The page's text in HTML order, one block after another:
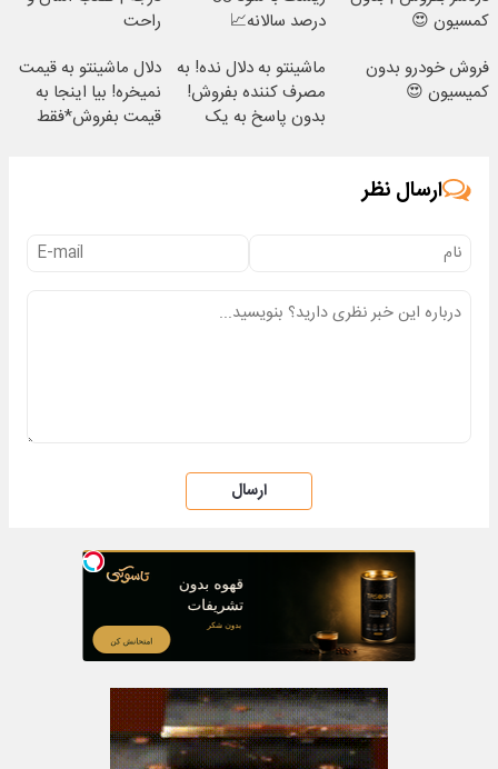
کمسیون 😍
درصد سالانه📈
راحت
فروش خودرو بدون
کمیسیون 😍
ماشینتو به دلال نده! به
مصرف کننده بفروش!
بدون پاسخ به یک
دلال ماشینتو به قیمت
نمیخره! بیا اینجا به
قیمت بفروش*فقط
ارسال نظر
ارسال